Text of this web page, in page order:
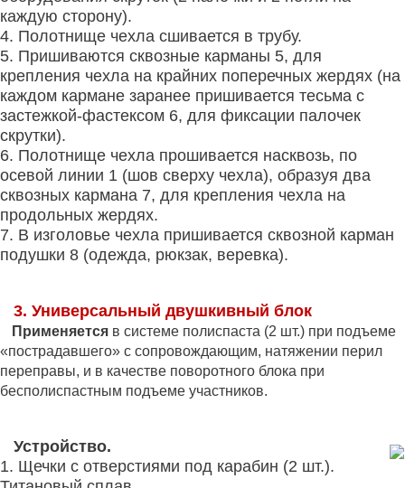
каждую сторону).
4. Полотнище чехла сшивается в трубу.
5. Пришиваются сквозные карманы 5, для
крепления чехла на крайних поперечных жердях (на
каждом кармане заранее пришивается тесьма с
застежкой-фастексом 6, для фиксации палочек
скрутки).
6. Полотнище чехла прошивается насквозь, по
осевой линии 1 (шов сверху чехла), образуя два
сквозных кармана 7, для крепления чехла на
продольных жердях.
7. В изголовье чехла пришивается сквозной карман
подушки 8 (одежда, рюкзак, веревка).
3. Универсальный двушкивный блок
Применяется в системе полиспаста (2 шт.) при подъеме
«пострадавшего» с сопровождающим, натяжении перил
переправы, и в качестве поворотного блока при
бесполиспастным подъеме участников.
Устройство.
1. Щечки с отверстиями под карабин (2 шт.).